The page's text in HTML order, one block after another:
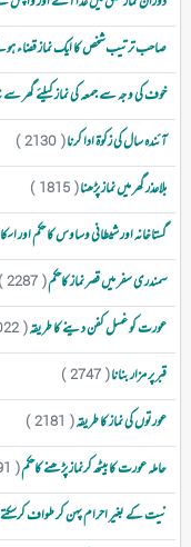
صاحب ترتیب شخص کا ایک نماز قضاء
خوف کی وجہ سے جمعہ کی نماز کیلئے گھر سے
آئندہ سال کی زکوۃ ادا کرنا( 2130 )
بلاعذر گھر میں نماز پڑھنا( 1815 )
گستاخانہ اور شیطانی وساوس کا حکم اور
سمندری سفر میں قصر نماز کاحکم( 2287 )
عورت کو غسل کفن دینے کا طریقہ( 5022 )
قبر پر مزار بنانا( 2747 )
عورتوں کی نماز کا طریقہ( 2181 )
حاملہ عورت کا بیٹھ کرنماز پڑھنے کاحکم( 1991 )
نیت کے بغیر احرام پہن کر طواف